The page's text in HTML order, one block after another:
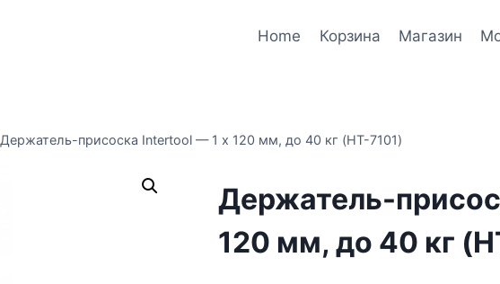
Home Корзина Магазин
Держатель-присоска Intertool — 1 х 120 мм, до 40 кг (HT-7101)
Держатель-
120 мм, до 40 кг